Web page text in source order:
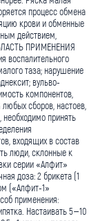
процесс обмена
крови и обменные
действием,
ПРИМЕНЕНИЯ
воспалительного
таза; нарушение
вульво-
компонентов,
сборов, настоев,
необходимо принять
входящих в состав
люди, склонные к
серии «Алфит»
доза: 2 брикета (1
(«Алфит-1»
применения:
Настаивать 5–10